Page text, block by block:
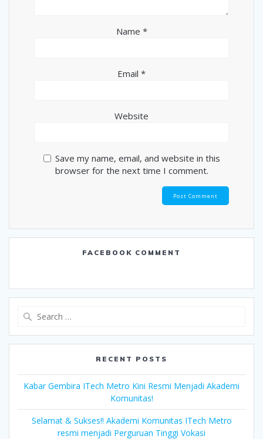
Name *
Email *
Website
Save my name, email, and website in this
browser for the next time I comment.
FACEBOOK COMMENT
RECENT POSTS
Kabar Gembira ITech Metro Kini Resmi Menjadi Akademi
Komunitas!
Selamat & Sukses!! Akademi Komunitas ITech Metro
resmi menjadi Perguruan Tinggi Vokasi